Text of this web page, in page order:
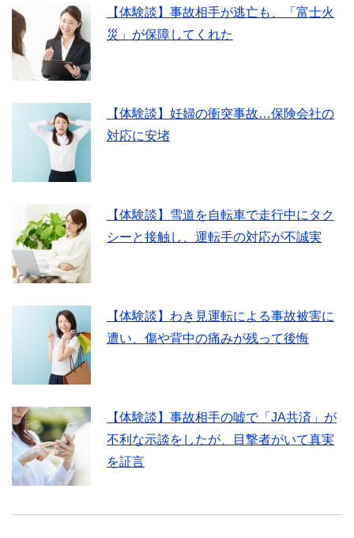
【体験談】事故相手が逃亡も、「富士火
災」が保障してくれた
【体験談】妊婦の衝突事故…保険会社の
対応に安堵
【体験談】雪道を自転車で走行中にタク
シーと接触し、運転手の対応が不誠実
【体験談】わき見運転による事故被害に
遭い、傷や背中の痛みが残って後悔
【体験談】事故相手の嘘で「JA共済」が
不利な示談をしたが、目撃者がいて真実
を証言